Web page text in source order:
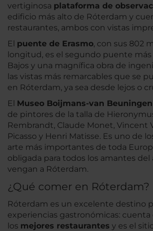
vertiginosa plataforma de
edificio más alto de Róterdam y
restaurantes, ambos con vistas
El puente de Erasmo, con sus 802
longitud, es el segundo puente más
Bajos y una magnífica obra de
las vistas más remarcables que se
en Róterdam, ya sea desde lejos o
El Museo Boijmans-van Beuningen
de pintores de la talla de
Rembrandt, Claude Monet, Vincent
Picasso y Henri Matisse. Es uno de
arte más importantes de toda
obligada para todos los amantes del
vengan a Róterdam.
¿Qué comer en Róterdam?
Róterdam es un excelente destino
experiencias gastronómicas:
los mejores restaurantes y es el